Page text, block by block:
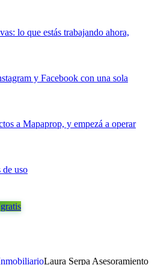
lo que estás trabajando ahora,
y Facebook con una sola
a Mapaprop, y empezá a operar
de uso
Laura Serpa Asesoramiento